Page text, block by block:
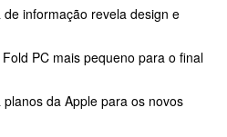
informação revela design e
PC mais pequeno para o final
da Apple para os novos